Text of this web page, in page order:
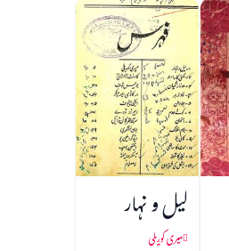
لیل و نہار
میری کوریلی